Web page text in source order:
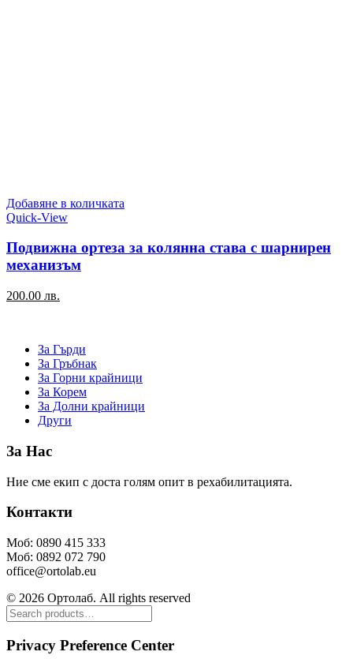
Добавяне в количката
Quick-View
Подвижна ортеза за колянна става с шарнирен
механизъм
200.00 лв.
За Гърди
За Гръбнак
За Горни крайници
За Корем
За Долни крайници
Други
За Нас
Ние сме екип с доста голям опит в рехабилитацията.
Контакти
Моб: 0890 415 333
Моб: 0892 072 790
office@ortolab.eu
© 2026 Ортолаб. All rights reserved
Privacy Preference Center